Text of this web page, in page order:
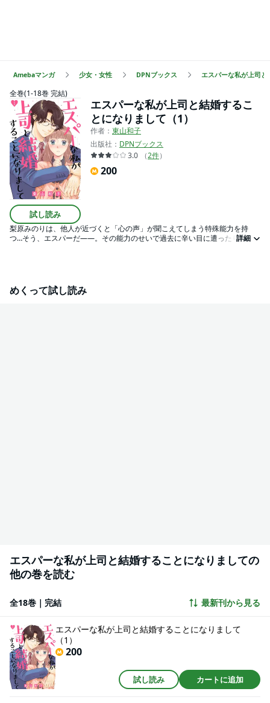
Amebaマンガ 少女・女性 DPNブックス エスパーな私が上司
全巻(1-18巻 完結)
試し読み
エスパーな私が上司と結婚するこ
とになりまして（1）
作者： 東山和子
出版社： DPNブックス
3.0
（2件）
200
梨原みのりは、他人が近づくと「心の声」が聞こえてしまう特殊能力を持
つ…そう、エスパーだ――。その能力のせいで過去に辛い目に遭ったり、人
諾。そんな流れに巻き込まれ、嫌々ながら上司と「偽装結婚」生活が始ま
る…‼
詳細
めくって試し読み
エスパーな私が上司と結婚することになりましての
他の巻を読む
全18巻｜完結 最新刊から見る
エスパーな私が上司と結婚することになりまして
（1）
200
試し読み カートに追加